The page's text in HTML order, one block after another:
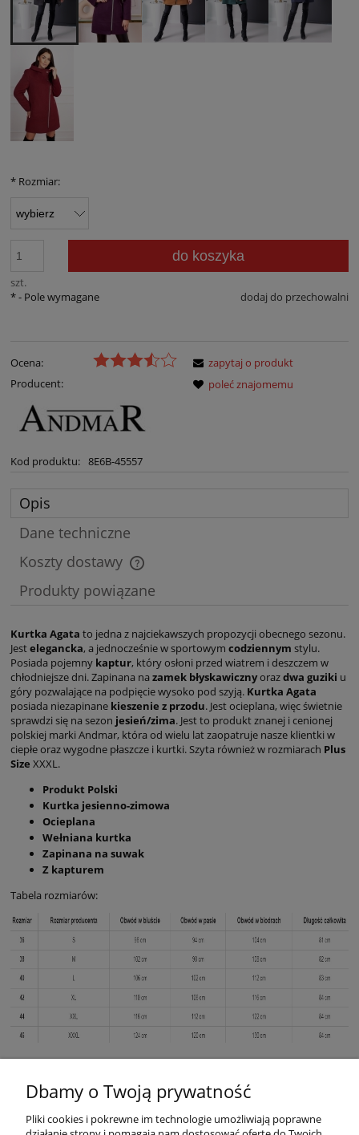
* Rozmiar:
szt.
do koszyka
dodaj do przechowalni
*- Pole wymagane
Ocena:
Producent:
Kod produktu: 8E6B-45557
zapytaj o produkt
poleć znajomemu
Opis
Dane techniczne
Koszty dostawy
Cena nie zawiera ewentualnych kosztów płatności
Produkty powiązane
Kurtka Agata to jedna z najciekawszych propozycji obecnego sezonu.
Jestelegancka, a jednocześnie w sportowym codziennym stylu.
Posiada pojemny kaptur, który osłoni przed wiatrem i deszczem w
chłodniejsze dni. Zapinana na zamek błyskawicznyorazdwa guziki u
góry pozwalające na podpięcie wysoko pod szyją. Kurtka Agata
posiada niezapinane kieszenie z przodu. Jest ocieplana, więc świetnie
sprawdzi się na sezon jesień/zima. Jest to produkt znanej i cenionej
polskiej marki Andmar, która od wielu lat zaopatruje nasze klientki w
ciepłe oraz wygodne płaszcze i kurtki. Szyta również w rozmiarach Plus
Size XXXL.
Produkt Polski
Kurtka jesienno-zimowa
Ocieplana
Wełniana kurtka
Zapinana na suwak
Z kapturem
Tabela rozmiarów:
Dbamy o Twoją prywatność
Pliki cookies i pokrewne im technologie umożliwiają poprawne